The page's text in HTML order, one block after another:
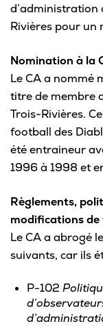
d’administration
Rivières pour un
Nomination à la
Le CA a nommé
titre de membre
Trois-Rivières.
football des
été entraineur
1996 à 1998 et
Règlements,
modifications de
Le CA a abrogé
suivants, car ils
P-102